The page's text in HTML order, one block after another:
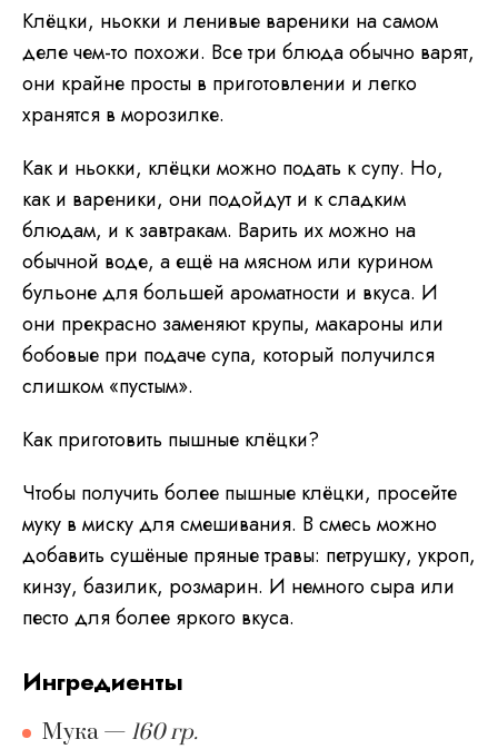
Клёцки, ньокки и ленивые вареники на самом
деле чем-то похожи. Все три блюда обычно варят,
они крайне просты в приготовлении и легко
хранятся в морозилке.
Как и ньокки, клёцки можно подать к супу. Но,
как и вареники, они подойдут и к сладким
блюдам, и к завтракам. Варить их можно на
обычной воде, а ещё на мясном или курином
бульоне для большей ароматности и вкуса. И
они прекрасно заменяют крупы, макароны или
бобовые при подаче супа, который получился
слишком «пустым».
Как приготовить пышные клёцки?
Чтобы получить более пышные клёцки, просейте
муку в миску для смешивания. В смесь можно
добавить сушёные пряные травы: петрушку, укроп,
кинзу, базилик, розмарин. И немного сыра или
песто для более яркого вкуса.
ингредиенты
Мука — 160 гр.